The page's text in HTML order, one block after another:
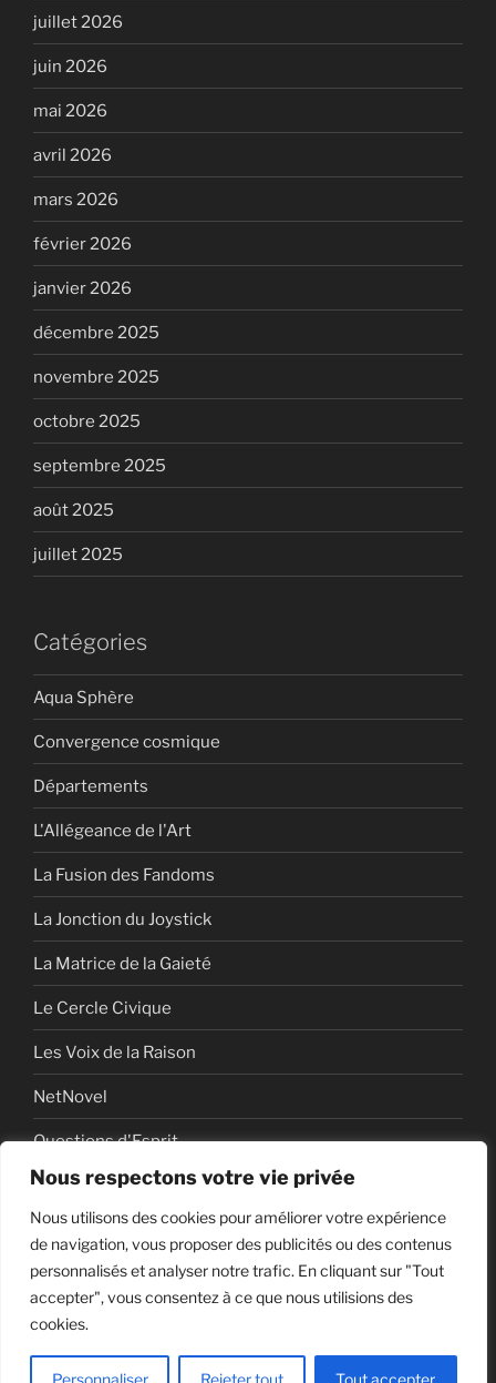
Nous respectons votre vie privée
Nous utilisons des cookies pour améliorer votre expérience
de navigation, vous proposer des publicités ou des contenus
personnalisés et analyser notre trafic. En cliquant sur "Tout
accepter", vous consentez à ce que nous utilisions des
cookies.
Personnaliser Rejeter tout Tout accepter
juillet 2026
juin 2026
mai 2026
avril 2026
mars 2026
février 2026
janvier 2026
décembre 2025
novembre 2025
octobre 2025
septembre 2025
août 2025
juillet 2025
Catégories
Aqua Sphère
Convergence cosmique
Départements
L'Allégeance de l'Art
La Fusion des Fandoms
La Jonction du Joystick
La Matrice de la Gaieté
Le Cercle Civique
Les Voix de la Raison
NetNovel
Questions d'Esprit
Série
Série vidéo
WordPress